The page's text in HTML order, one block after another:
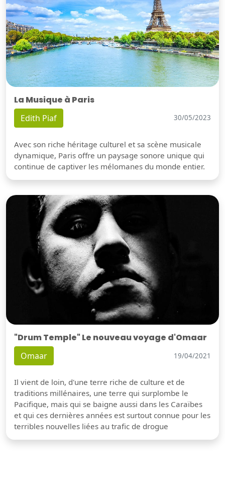
La Musique à Paris
Edith Piaf 30/05/2023
Avec son riche héritage culturel et sa scène musicale
dynamique, Paris offre un paysage sonore unique qui
continue de captiver les mélomanes du monde entier.
"Drum Temple" Le nouveau voyage d'Omaar
Omaar 19/04/2021
Il vient de loin, d'une terre riche de culture et de
traditions millénaires, une terre qui surplombe le
Pacifique, mais qui se baigne aussi dans les Caraïbes
et qui ces dernières années est surtout connue pour les
terribles nouvelles liées au trafic de drogue